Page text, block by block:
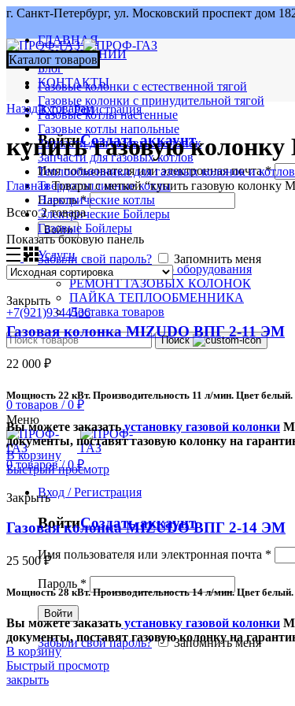
г. Санкт-Петербург, ул. Московский проспект дом
ГЛАВНАЯ
О КОМПАНИИ
Блог
КОНТАКТЫ
Вход / Регистрация
ВойтиСоздать аккаунт
Имя пользователя или электронная почта*
Пароль*
Войти
Забыли свой пароль?
Запомнить меня
+7(921)9344536
Каталог товаров
Газовые колонки с естественной тягой
Газовые колонки с принудительной тягой
Газовые котлы настенные
Газовые котлы напольные
Запчасти для газовых колонок
Запчасти для газовых котлов
Теплообменники для газовых колонок и котлов
Твердотопливные котлы
Электрические котлы
Электрические Бойлеры
Газовые Бойлеры
Услуги
Установка газового оборудования
РЕМОНТ ГАЗОВЫХ КОЛОНОК
ПАЙКА ТЕПЛООБМЕННИКА
Доставка товаров
Поиск
0 товаров / 0 ₽
Меню
0товаров / 0₽
Вход / Регистрация
ВойтиСоздать аккаунт
Имя пользователя или электронная почта *
Пароль *
Войти
Забыли свой пароль? Запомнить меня
Назад к товарам
купить газовую
ГлавнаяТовары с меткой “купить газовую колонку
Всего 2 товара
Показать боковую панель
Закрыть
Газовая колонка MIZUDO ВПГ 2-11 ЭМ
22 000 ₽
Мощность 22 кВт. Производительность 11 л/мин. Цвет белый.
Вы можете заказатьустановку газовой колонки
документы, поставят газовую колонку на
В корзину
Быстрый просмотр
Закрыть
Газовая колонка MIZUDO ВПГ 2-14 ЭМ
25 500₽
Мощность 28 кВт. Производительность 14 л/мин. Цвет белый.
Вы можете заказать установку газовой колонки
документы, поставят газовую колонку на
В корзину
Быстрый просмотр
закрыть